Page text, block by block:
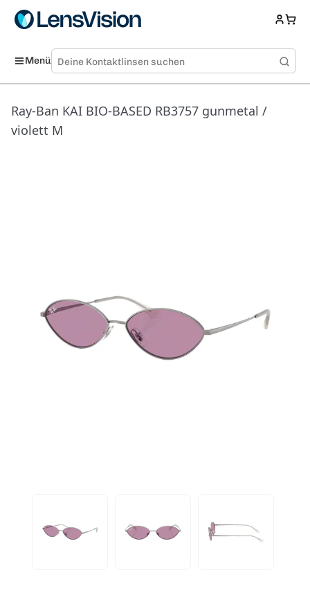
Menü
Ray-Ban KAI BIO-BASED RB3757 gunmetal /
violett M